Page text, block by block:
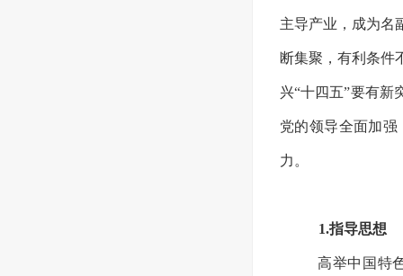
主导产业，成为名
断集聚，有利条件
兴“十四五”要有新
党的领导全面加
力。
1.指导思想
高举中国特